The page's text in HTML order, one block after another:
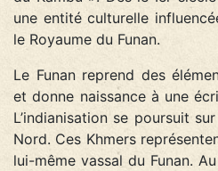
une entité culturelle
le Royaume du Funan.
Le Funan reprend des
et donne naissance à une
L’indianisation se poursuit
Nord. Ces Khmers
lui-même vassal du Funan.